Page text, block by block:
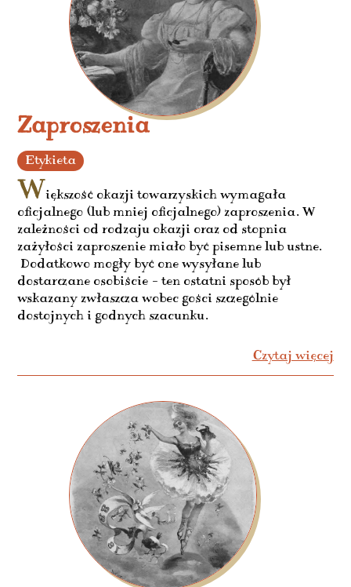
Zaproszenia
Etykieta
Większość okazji towarzyskich wymagała
oficjalnego (lub mniej oficjalnego) zaproszenia. W
zależności od rodzaju okazji oraz od stopnia
zażyłości zaproszenie miało być pisemne lub ustne.
Dodatkowo mogły być one wysyłane lub
dostarczane osobiście – ten ostatni sposób był
wskazany zwłaszcza wobec gości szczególnie
dostojnych i godnych szacunku.
Czytaj więcej